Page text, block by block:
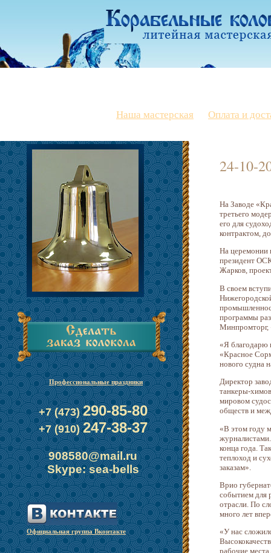
Наша мастерская Оплата и
Профессиональные праздники
+7 (473)290-85-80
+7 (910)247-38-37
908580@mail.ru
Skype: sea-bells
Официальная группа Вконтакте
24-10-
На Заводе
третьего
его для
контрактом,
На церемонии
президент
Жарков,
В своем
программы
Минпромторг,
«Я благодарю
«Красное
нового судна
Директор
танкеры-
мировом
обществ и
«В этом году
конца года.
теплоход и
заказам».
Врио
событием для
отрасли. По
много лет
«У нас
рабочие